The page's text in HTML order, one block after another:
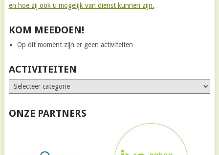
en hoe zij ook u mogelijk van dienst kunnen zijn.
KOM MEEDOEN!
Op dit moment zijn er geen activiteiten
ACTIVITEITEN
ONZE PARTNERS